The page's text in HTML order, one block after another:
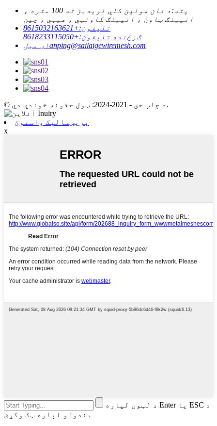
پته:
د نان هولین کلي لویدیز ته 100 متره ،
انپینګ ټاون ، انپینګ کاونټي ، هیبي ، چین
تلیفون:+8615032163621
ګرځنده تلیفون:+8618233115050
ای میلanping@sailaigewiremesh.com
© د چاپ حق - 2021-2024: ټول حقونه خوندي دي.
بریښنالیک واستوئ
x
د لټون لپاره Enter یا ESC د
بندولو لپاره ټک وکړئ